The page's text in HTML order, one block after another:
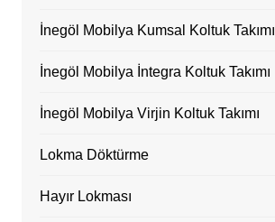
İnegöl Mobilya Kumsal Koltuk Takımı
İnegöl Mobilya İntegra Koltuk Takımı
İnegöl Mobilya Virjin Koltuk Takımı
Lokma Döktürme
Hayır Lokması